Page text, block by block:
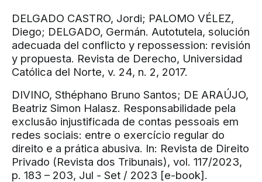
DELGADO CASTRO, Jordi; PALOMO VÉLEZ,
Diego; DELGADO, Germán. Autotutela, solución
adecuada del conflicto y repossession: revisión
y propuesta. Revista de Derecho, Universidad
Católica del Norte, v. 24, n. 2, 2017.
DIVINO, Sthéphano Bruno Santos; DE ARAÚJO,
Beatriz Simon Halasz. Responsabilidade pela
exclusão injustificada de contas pessoais em
redes sociais: entre o exercício regular do
direito e a prática abusiva. In: Revista de Direito
Privado (Revista dos Tribunais), vol. 117/2023,
p. 183 – 203, Jul - Set / 2023 [e-book].